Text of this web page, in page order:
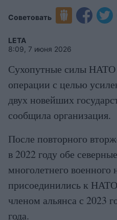
Советовать
LETA
8:09, 7 июня 2026
Сухопутные силы НАТО
операции с целью
двух новейших
сообщила организация.
После повторного
в 2022 году обе
многолетнего военного
присоединились к
членом альянса с 2023
года.